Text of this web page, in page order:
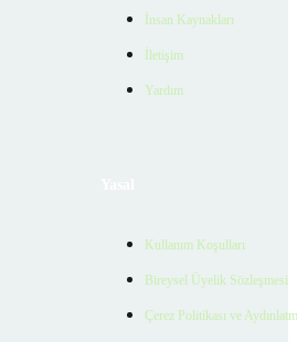
İnsan Kaynakları
İletişim
Yardım
Kullanım Koşulları
Bireysel Üyelik Sözleşmesi
Çerez Politikası ve